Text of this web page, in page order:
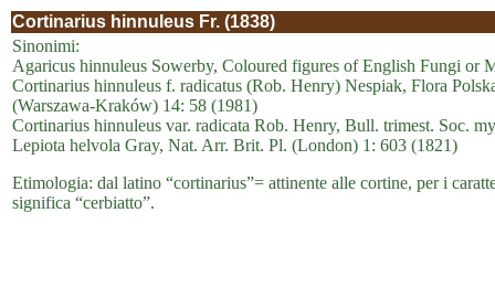
Cortinarius hinnuleus Fr. (1838)
Sinonimi:
Agaricus hinnuleus Sowerby, Coloured figures of English Fungi or
Cortinarius hinnuleus f. radicatus (Rob. Henry) Nespiak, Flora
(Warszawa-Kraków) 14: 58 (1981)
Cortinarius hinnuleus var. radicata Rob. Henry, Bull. trimest. Soc.
Lepiota helvola Gray, Nat. Arr. Brit. Pl. (London) 1: 603 (1821)
Etimologia: dal latino “cortinarius”= attinente alle cortine, per i
significa “cerbiatto”.